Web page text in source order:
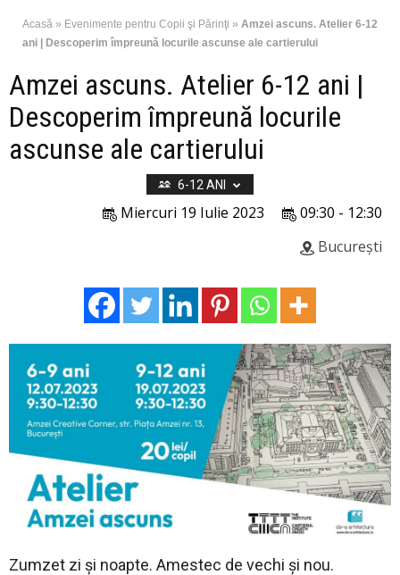
Acasă » Evenimente pentru Copii şi Părinţi » Amzei ascuns. Atelier 6-12
ani | Descoperim împreună locurile ascunse ale cartierului
Amzei ascuns. Atelier 6-12 ani |
Descoperim împreună locurile
ascunse ale cartierului
6-12 ANI
09:30 - 12:30
Miercuri 19 Iulie 2023
București
Zumzet zi și noapte. Amestec de vechi și nou.